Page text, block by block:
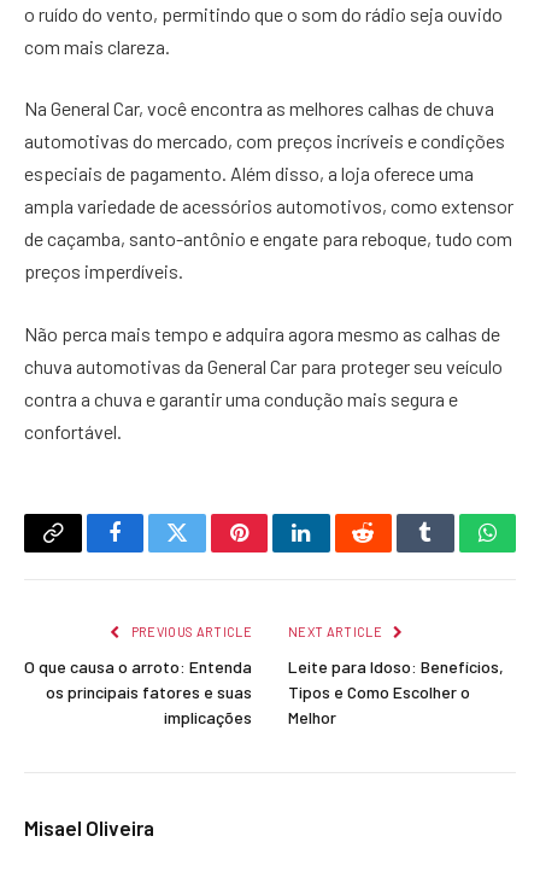
o ruído do vento, permitindo que o som do rádio seja ouvido
com mais clareza.
Na General Car, você encontra as melhores calhas de chuva
automotivas do mercado, com preços incríveis e condições
especiais de pagamento. Além disso, a loja oferece uma
ampla variedade de acessórios automotivos, como extensor
de caçamba, santo-antônio e engate para reboque, tudo com
preços imperdíveis.
Não perca mais tempo e adquira agora mesmo as calhas de
chuva automotivas da General Car para proteger seu veículo
contra a chuva e garantir uma condução mais segura e
confortável.
Copy
FacebookTwitterPinterestLinkedInRedditTumblr
PREVIOUS ARTICLE
O que causa o arroto: Entenda
os principais fatores e suas
implicações
NEXT ARTICLE
Leite para Idoso: Benefícios,
Tipos e Como Escolher o
Melhor
Misael Oliveira